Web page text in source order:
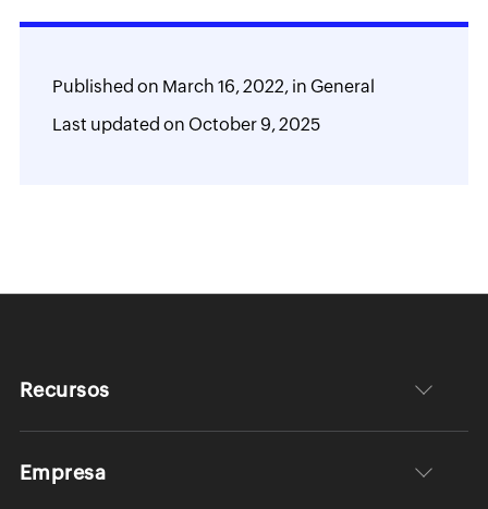
Published on March 16, 2022,in General
Last updated on October 9, 2025
Recursos
Empresa